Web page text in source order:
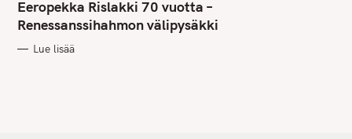
T
E
G
O
I
Eeropekka Rislakki 70 vuotta –
Renessanssihahmon välipysäkki
Lue lisää